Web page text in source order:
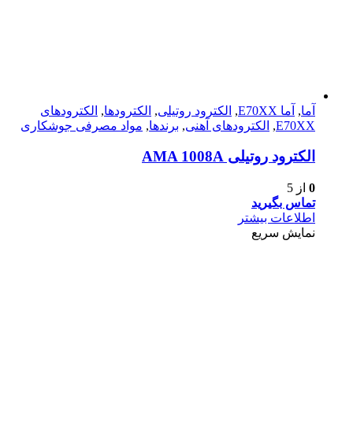
آما, آما E70XX , الکترود روتیلی, الکترودها, الکترود‌های
E70XX
, الکترود‌های آهنی, برندها, مواد مصرفی جوشکاری
الکترود روتیلی AMA 1008A
0 از 5
تماس بگیرید
اطلاعات بیشتر
نمایش سریع